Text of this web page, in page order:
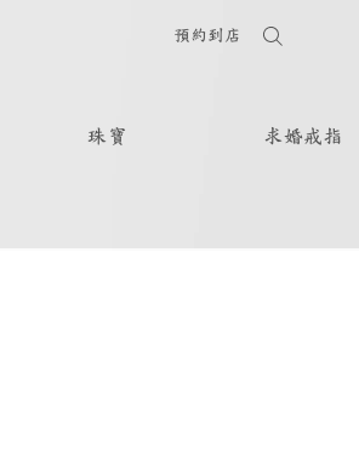
預約到店
珠寶 求婚戒指